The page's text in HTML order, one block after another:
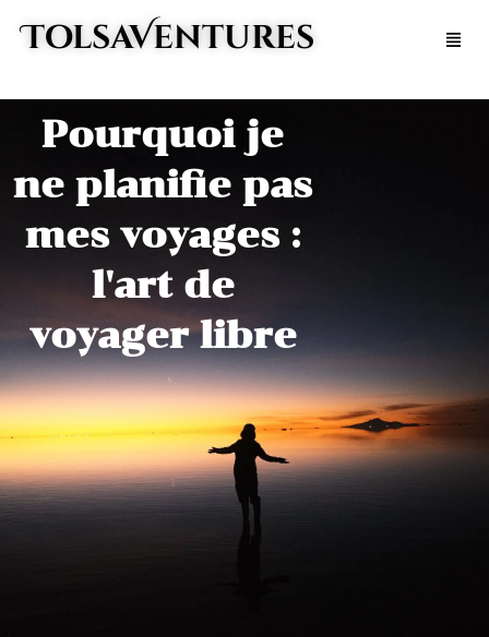
TolsaVentures
Pourquoi je
ne planifie pas
mes voyages :
l'art de
voyager libre